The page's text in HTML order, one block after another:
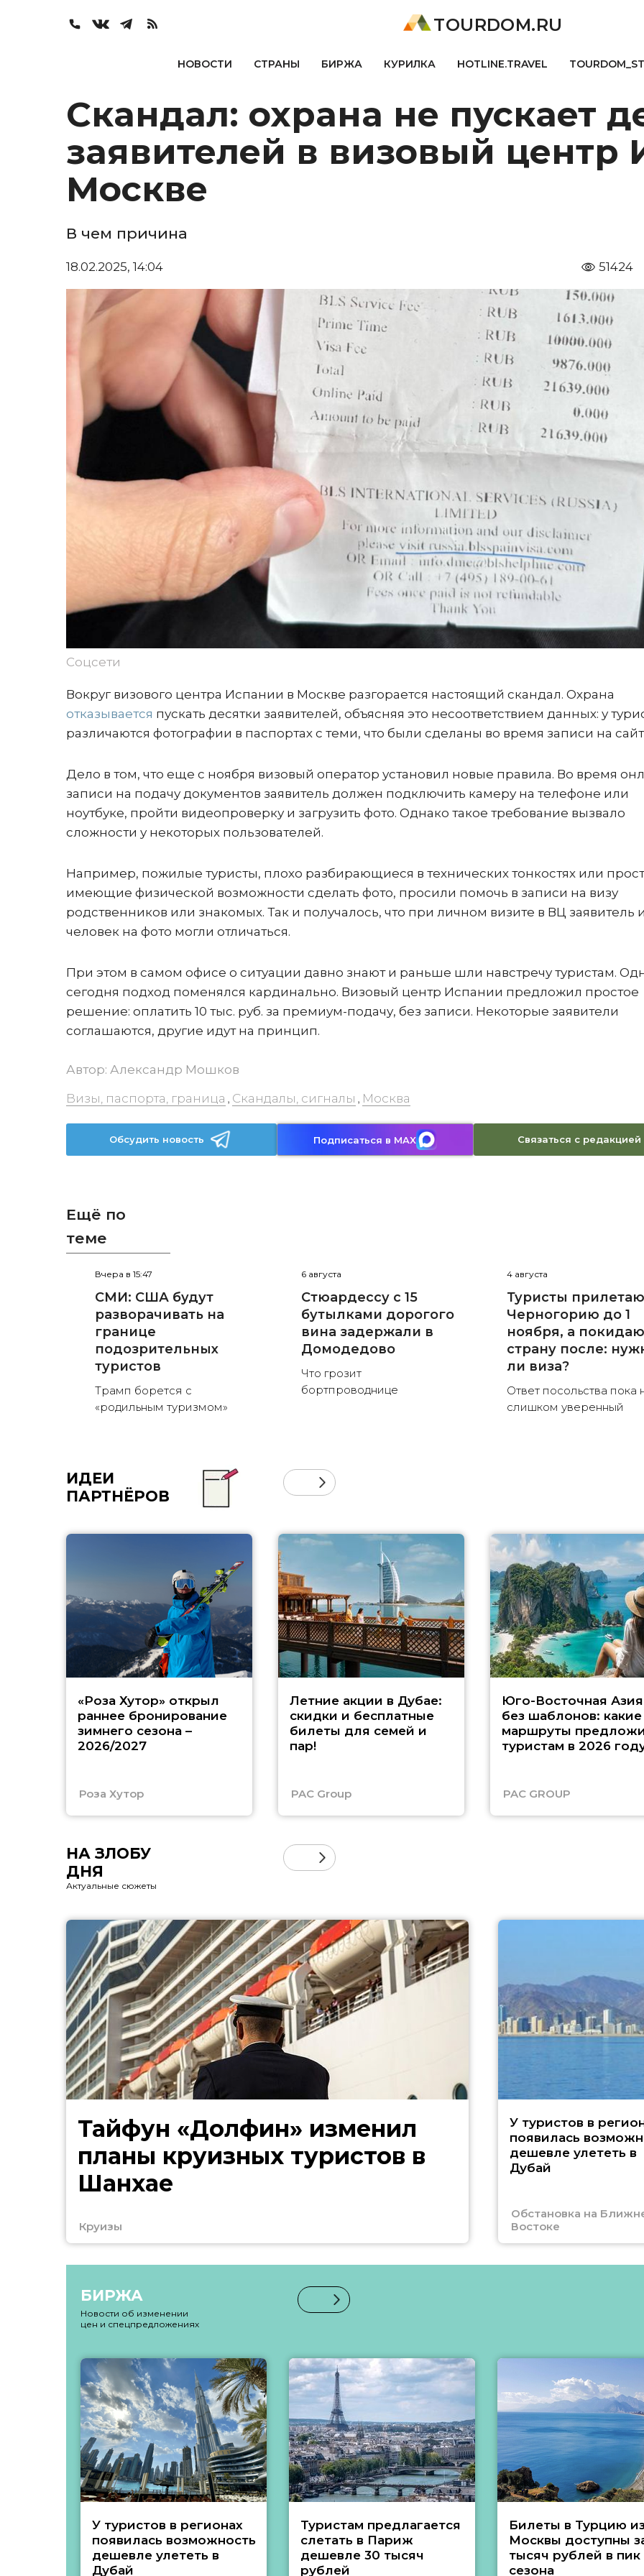
TOURDOM.RU
НОВОСТИ СТРАНЫ БИРЖА КУРИЛКА HOTLINE.TRAVEL
Скандал: охрана не пускает
заявителей в визовый центр
Москве
В чем причина
18.02.2025, 14:04 51424
Соцсети
Вокруг визового центра Испании в Москве разгорается настоящий скандал. Охрана
отказывается пускать десятки заявителей, объясняя это несоответствием данных: у
различаются фотографии в паспортах с теми, что были сделаны во время записи на
Дело в том, что еще с ноября визовый оператор установил новые правила. Во время
записи на подачу документов заявитель должен подключить камеру на телефоне или
ноутбуке, пройти видеопроверку и загрузить фото. Однако такое требование вызвало
сложности у некоторых пользователей.
Например, пожилые туристы, плохо разбирающиеся в технических тонкостях или
имеющие физической возможности сделать фото, просили помочь в записи на визу
родственников или знакомых. Так и получалось, что при личном визите в ВЦ заявитель и
человек на фото могли отличаться.
При этом в самом офисе о ситуации давно знают и раньше шли навстречу туристам.
сегодня подход поменялся кардинально. Визовый центр Испании предложил простое
решение: оплатить 10 тыс. руб. за премиум-подачу, без записи. Некоторые заявители
соглашаются, другие идут на принцип.
Автор: Александр Мошков
Визы, паспорта, граница , Скандалы, сигналы , Москва
Обсудить новость Подписаться в MAX Связаться с редакцией
Ещё по
теме
Вчера в 15:47
СМИ: США будут
разворачивать на
границе
подозрительных
туристов
Трамп борется с
«родильным туризмом»
6 августа
Стюардессу с 15
бутылками дорогого
вина задержали в
Домодедово
Что грозит
бортпроводнице
4 августа
Туристы
Черногорию до 1
ноября, а
страну после:
ли виза?
Ответ посольства пока
слишком уверенный
ИДЕИ
ПАРТНЁРОВ
«Роза Хутор» открыл
раннее бронирование
зимнего сезона –
2026/2027
Роза Хутор
Летние акции в Дубае:
скидки и бесплатные
билеты для семей и
пар!
PAC Group
Юго-Восточная Азия
без шаблонов: какие
маршруты
туристам в 2026
PAC GROUP
НА ЗЛОБУ
ДНЯ
Актуальные сюжеты
Тайфун «Долфин» изменил
планы круизных туристов в
Шанхае
Круизы
У туристов в
появилась
дешевле улететь в
Дубай
Обстановка на
Востоке
БИРЖА
Новости об изменении
цен и спецпредложениях
У туристов в регионах
появилась возможность
дешевле улететь в
Дубай
Туристам предлагается
слетать в Париж
дешевле 30 тысяч
рублей
Билеты в Турцию из
Москвы доступны
тысяч рублей в пик
сезона